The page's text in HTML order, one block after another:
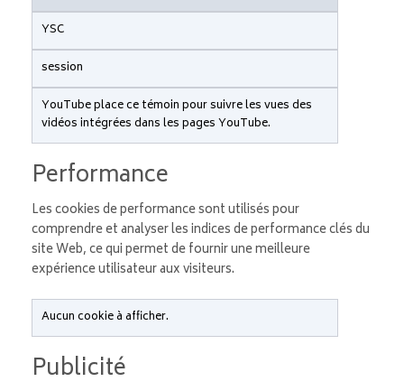
YSC
session
YouTube place ce témoin pour suivre les vues des
vidéos intégrées dans les pages YouTube.
Performance
Les cookies de performance sont utilisés pour
comprendre et analyser les indices de performance clés du
site Web, ce qui permet de fournir une meilleure
expérience utilisateur aux visiteurs.
Aucun cookie à afficher.
Publicité